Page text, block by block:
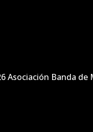
Asociación Banda de